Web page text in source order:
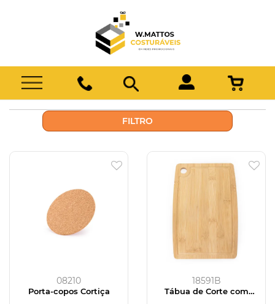
FILTRO
08210
Porta-copos Cortiça
18591B
Tábua de Corte com